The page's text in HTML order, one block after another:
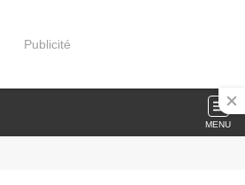
Publicité
MENU